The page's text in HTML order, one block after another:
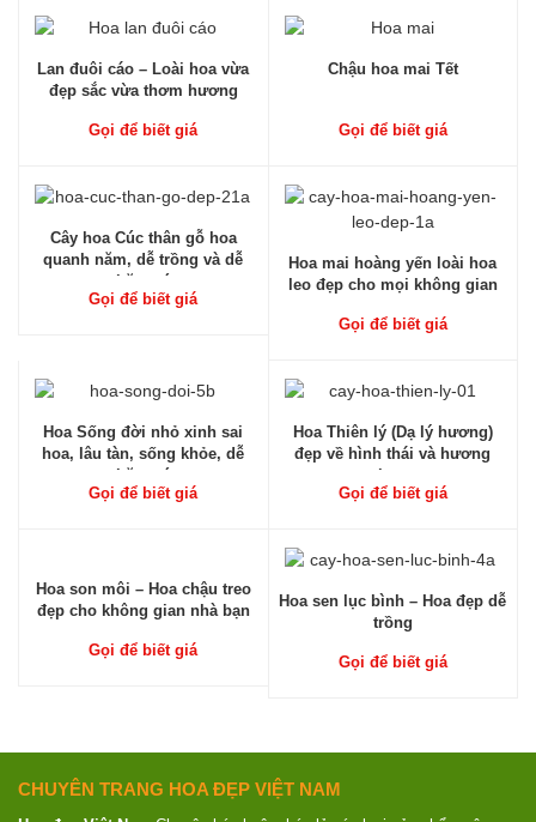
Lan đuôi cáo – Loài hoa vừa
đẹp sắc vừa thơm hương
Gọi để biết giá
Chậu hoa mai Tết
Gọi để biết giá
Cây hoa Cúc thân gỗ hoa
quanh năm, dễ trồng và dễ
chăm sóc
Gọi để biết giá
Hoa mai hoàng yến loài hoa
leo đẹp cho mọi không gian
Gọi để biết giá
Hoa Sống đời nhỏ xinh sai
hoa, lâu tàn, sống khỏe, dễ
chăm sóc
Gọi để biết giá
Hoa Thiên lý (Dạ lý hương)
đẹp về hình thái và hương
thơm
Gọi để biết giá
Hoa son môi – Hoa chậu treo
đẹp cho không gian nhà bạn
Gọi để biết giá
Hoa sen lục bình – Hoa đẹp dễ
trồng
Gọi để biết giá
CHUYÊN TRANG HOA ĐẸP VIỆT NAM